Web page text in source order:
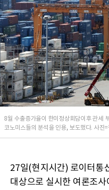
8월 수출증가율이 한미정상회담이후 관세
코노미스들의 분석을 인용, 보도했다. 사진
27일(현지시간) 로이터통
대상으로 실시한 여론조